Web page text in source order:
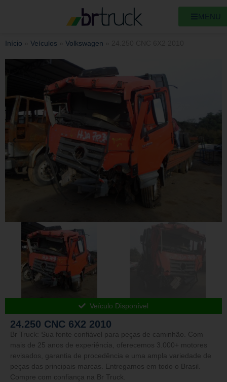
MENU
Início Veículos Volkswagen
Veículo Disponível
24.250 CNC 6X2 2010
Br Truck: Sua fonte confiável para peças de caminhão. Com
mais de 25 anos de experiência, oferecemos 3.000+ motores
revisados, garantia de procedência e uma ampla variedade de
peças das principais marcas. Entregamos em todo o Brasil.
Compre com confiança na Br Truck.